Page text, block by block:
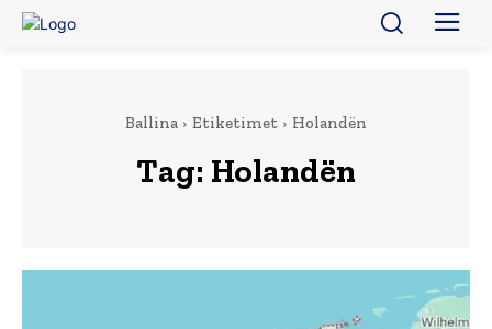
Ballina Etiketimet Holandën
Tag: Holandën